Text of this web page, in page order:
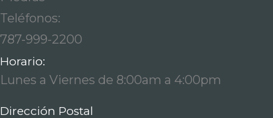
Teléfonos:
787-999-2200
Horario:
Lunes a Viernes de 8:00am a 4:00pm
Dirección Postal